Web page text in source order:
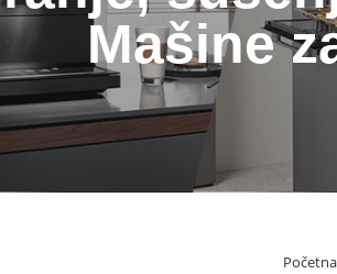
Mašine
Početna